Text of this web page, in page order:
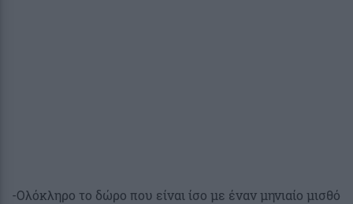
-Ολόκληρο το δώρο που είναι ίσο με έναν μηνιαίο μισθό